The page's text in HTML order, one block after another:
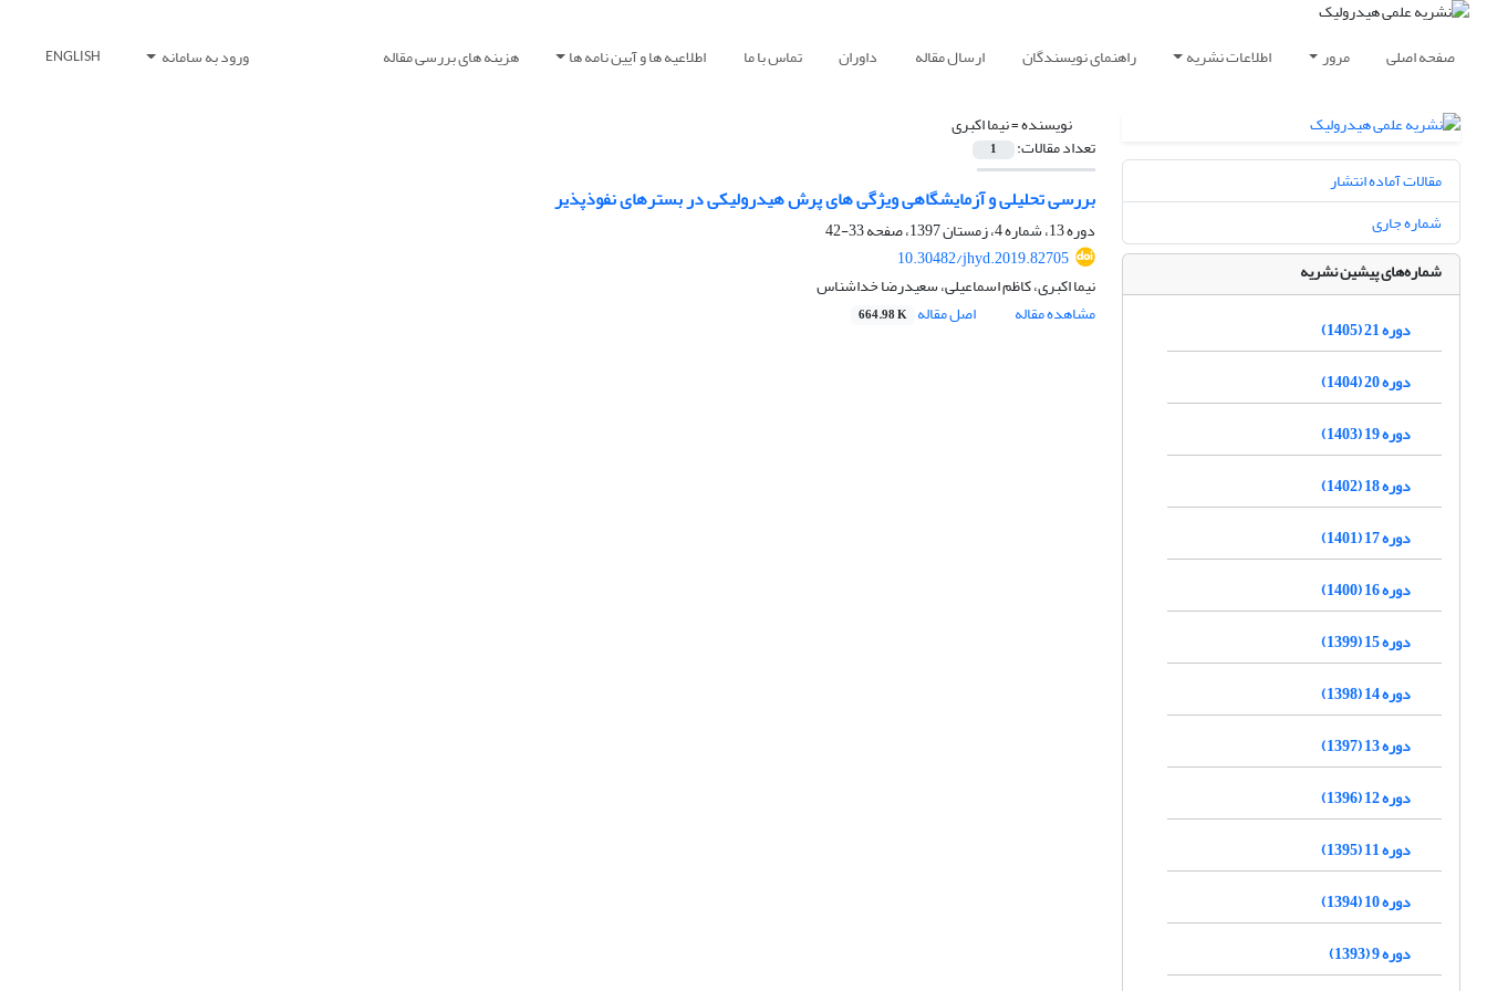
صفحه اصلی مرور اطلاعات نشریه راهنمای نویسندگان ارسال مقاله داوران تماس با ما اطلاعیه ها و آیین نامه ها هزینه های بررسی مقاله ورود به سامانه ENGLISH
نویسنده =نیما اکبری
تعداد مقالات: 1
بررسی تحلیلی و آزمایشگاهی ویژگی های پرش هیدرولیکی در بسترهای نفوذپذیر
دوره 13، شماره 4، زمستان 1397، صفحه
33-42
10.30482/jhyd.2019.82705
نیما اکبری، کاظم اسماعیلی، سعیدرضا خداشناس
مشاهده مقاله
اصل مقاله 664.98 K
مقالات آماده انتشار
شماره جاری
شماره‌های پیشین نشریه
دوره 21 (1405)
دوره 20 (1404)
دوره 19 (1403)
دوره 18 (1402)
دوره 17 (1401)
دوره 16 (1400)
دوره 15 (1399)
دوره 14 (1398)
دوره 13 (1397)
دوره 12 (1396)
دوره 11 (1395)
دوره 10 (1394)
دوره 9 (1393)